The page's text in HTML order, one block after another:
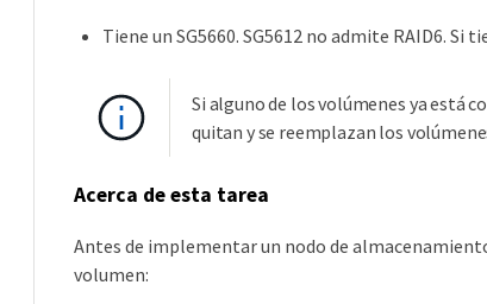
Tiene un SG5660. SG5612 no admite RAID6. Si
Si alguno de los volúmenes ya está
quitan y se reemplazan los
Acerca de esta tarea
Antes de implementar un nodo de
volumen: